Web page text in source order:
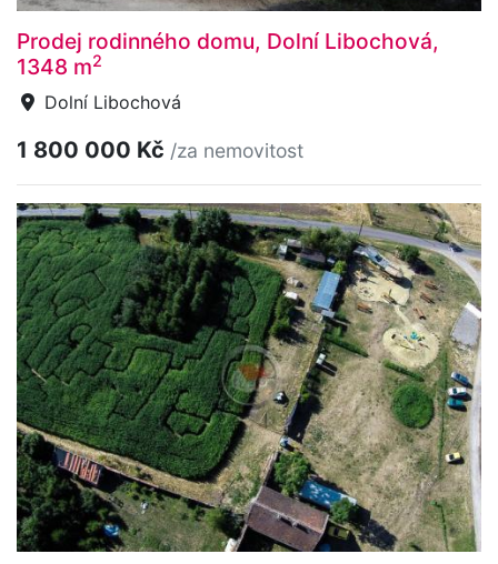
Prodej rodinného domu, Dolní Libochová,
1348 m2
Dolní Libochová
1 800 000 Kč /za nemovitost